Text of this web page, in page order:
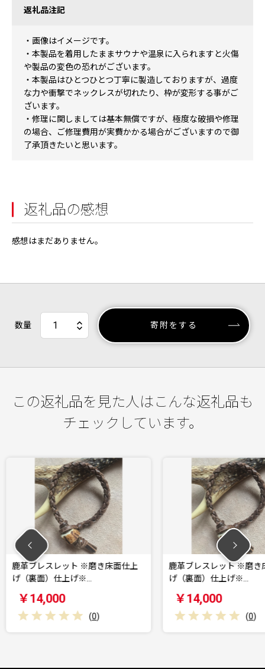
返礼品注記
・画像はイメージです。
・本製品を着用したままサウナや温泉に入られますと火傷
や製品の変色の恐れがございます。
・本製品はひとつひとつ丁寧に製造しておりますが、過度
な力や衝撃でネックレスが切れたり、枠が変形する事がご
ざいます。
・修理に関しましては基本無償ですが、極度な破損や修理
の場合、ご修理費用が実費かかる場合がございますので御
了承頂きたいと思います。
返礼品の感想
感想はまだありません。
数量 寄附をする
この返礼品を見た人はこんな返礼品も
チェックしています。
き床面仕上
鹿革ブレスレット ※磨き床面仕上
げ（裏面）仕上げ※…
鹿革
仕上